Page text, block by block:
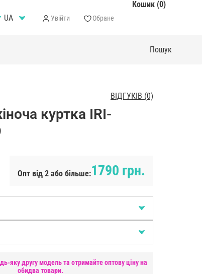
Увійти Обране
Кошик (0)
ВІДГУКІВ (0)
куртка IRI-
Опт від 2 або більше:1790 грн.
яку другу модель та отримайте оптову ціну на
обидва товари.